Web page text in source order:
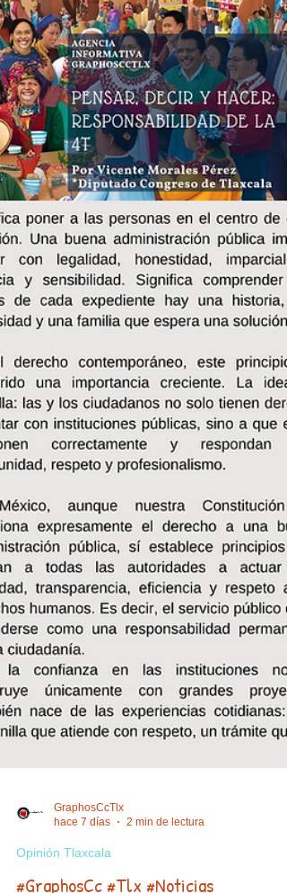
sobre el derecho a las audiencias a través de
normas ambiguas e imprecisas que muchos
analistas y especialistas consideran como un
grave riesgo al derecho